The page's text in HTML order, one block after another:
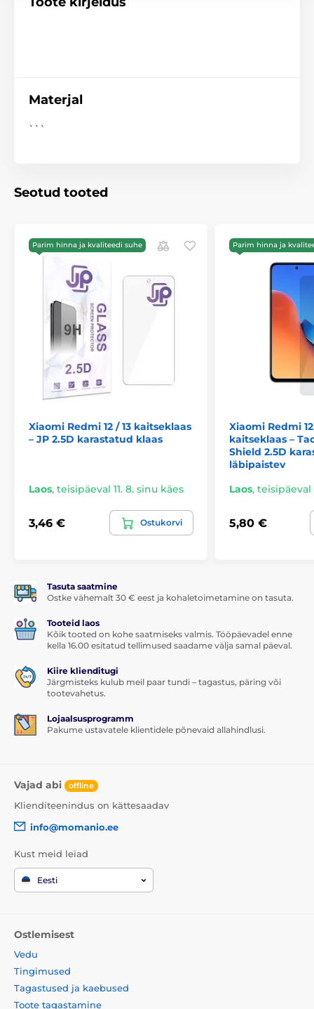
Materjal
```
Seotud tooted
Parim hinna ja kvaliteedi suhe
Xiaomi Redmi 12 / 13 kaitseklaas
– JP 2.5D karastatud klaas
Laos, teisipäeval 11. 8. sinu käes
3,46 € Ostukorvi
Parim hinna ja
Xiaomi Redmi
kaitseklaas –
Shield 2.5D
läbipaistev
Laos, teisipäeval
5,80 €
Tasuta saatmine
Ostke vähemalt 30 € eest ja kohaletoimetamine on tasuta.
Tooteid laos
Kõik tooted on kohe saatmiseks valmis. Tööpäevadel enne
kella 16.00 esitatud tellimused saadame välja samal päeval.
Kiire klienditugi
Järgmisteks kulub meil paar tundi – tagastus, päring või
tootevahetus.
Lojaalsusprogramm
Pakume ustavatele klientidele põnevaid allahindlusi.
Vajad abi offline
Klienditeenindus on kättesaadav
info@momanio.ee
Kust meid leiad
Eesti
Ostlemisest
Vedu
Tingimused
Tagastused ja kaebused
Toote tagastamine